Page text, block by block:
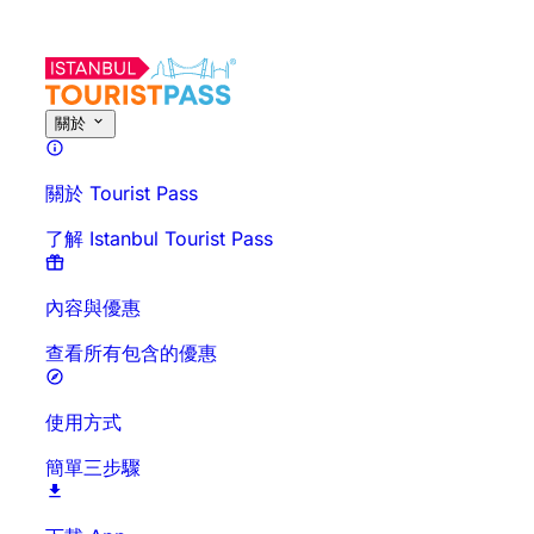
關於
關於 Tourist Pass
了解 Istanbul Tourist Pass
內容與優惠
查看所有包含的優惠
使用方式
簡單三步驟